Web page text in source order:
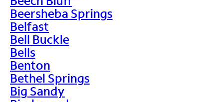
Beersheba Springs
Belfast
Bell Buckle
Bells
Benton
Bethel Springs
Big Sandy